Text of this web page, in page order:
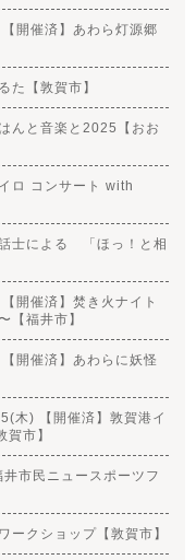
開催済】あわら灯源郷
【敦賀市】
んと音楽と2025【おお
ロ コンサート with
士による 「ほっ！と相
開催済】焚き火ナイト
【福井市】
開催済】あわらに妖怪
木) 【開催済】敦賀港イ
市】
市民ニュースポーツフ
クショップ【敦賀市】